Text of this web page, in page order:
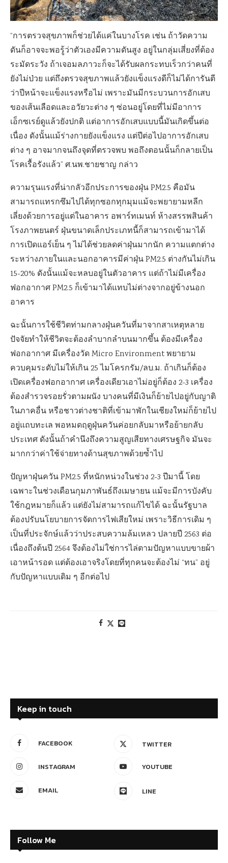
“การตรวจสุขภาพก็ช่วยได้แค่ในบางโรค เช่น ถ้าวัดความ
ดันก็อาจจะพอรู้ว่าตัวเองมีความดันสูง อยู่ในกลุ่มเสี่ยงที่ต้อง
ระมัดระวัง ถ้าเจอมลภาวะก็จะได้รับผลกระทบเร็วกว่าคนที่
ยังไม่ป่วย แต่ถึงตรวจสุขภาพแล้วยังแข็งแรงดีก็ไม่ได้การันตี
ว่าปีหน้าจะแข็งแรงหรือไม่ เพราะมันมีกระบวนการอักเสบ
ของเส้นเลือดและอวัยวะต่าง ๆ ซ่อนอยู่โดยที่ไม่มีอาการ
เอ็กซเรย์ดูแล้วยังปกติ แต่อาการอักเสบแบบนี้มันเกิดขึ้นต่อ
เนื่อง ดังนั้นแม้ร่างกายยังแข็งแรง แต่ปีต่อไปอาการอักเสบ
ต่าง ๆ อาจมากจนถึงจุดที่ตรวจพบ พอถึงตอนนั้นก็กลายเป็น
โรคเรื้อรังแล้ว” ศ.นพ.ชายชาญ กล่าว
ความรุนแรงที่น่ากลัวอีกประการของฝุ่น PM2.5 คือมัน
สามารถแทรกซึมไปได้ทุกซอกทุกมุมแม้จะพยายามหลีก
เลี่ยงด้วยการอยู่แต่ในอาคาร อพาร์ทเมนท์ ห้างสรรพสินค้า
โรงภาพยนตร์ ฝุ่นขนาดเล็กประเภทนี้ก็สามารถเข้ามาได้
การเปิดแอร์เย็น ๆ ไม่ได้ช่วยลดค่าฝุ่นมากนัก ความแตกต่าง
ระหว่างภายในและนอกอาคารมีค่าฝุ่น PM2.5 ต่างกันไม่เกิน
15-20% ดังนั้นแม้จะหลบอยู่ในตัวอาคาร แต่ถ้าไม่มีเครื่อง
ฟอกอากาศ PM2.5 ก็เข้ามาได้แทบไม่ต่างจากอยู่ข้างนอก
อาคาร
ฉะนั้นการใช้ชีวิตท่ามกลางฝุ่นควันที่มาจากสาเหตุหลาย
ปัจจัยทำให้ชีวิตจะต้องลำบากลำบนมากขึ้น ต้องมีเครื่อง
ฟอกอากาศ มีเครื่องวัด Micro Environment พยายาม
ควบคุมระดับไม่ให้เกิน 25 ไมโครกรัม/ลบ.ม. ถ้าเกินก็ต้อง
เปิดเครื่องฟอกอากาศ เครื่องเดียวเอาไม่อยู่ก็ต้อง 2-3 เครื่อง
ต้องสำรวจรอยรั่วตามผนัง บางคนที่มีเงินก็ย้ายไปอยู่กับญาติ
ในภาคอื่น หรือชาวต่างชาติที่เข้ามาพักในเชียงใหม่ก็ย้ายไป
อยู่แถบทะเล พอหมดฤดูฝุ่นควันค่อยกลับมาหรือย้ายกลับ
ประเทศ ดังนั้นถ้าคำนึงถึงความสูญเสียทางเศรษฐกิจ มันจะ
มากกว่าค่าใช้จ่ายทางด้านสุขภาพด้วยซ้ำไป
ปัญหาฝุ่นควัน PM2.5 ที่หนักหน่วงในช่วง 2-3 ปีมานี้ โดย
เฉพาะในช่วงเดือนกุมภาพันธ์ถึงเมษายน แม้จะมีการบังคับ
ใช้กฎหมายก็แล้ว แต่ยังไม่สามารถแก้ไขได้ ฉะนั้นรัฐบาล
ต้องปรับนโยบายการจัดการไฟเสียใหม่ เพราะวิธีการเดิม ๆ
เป็นที่ประจักษ์แล้วว่าประสบความล้มเหลว ปลายปี 2563 ต่อ
เนื่องถึงต้นปี 2564 จึงต้องไม่ใช่การไล่ตามปัญหาแบบขายผ้า
เอาหน้ารอด แต่ต้องเอาจริงโดยที่ทุกคนจะต้องไม่ “ทน” อยู่
กับปัญหาแบบเดิม ๆ อีกต่อไป
Keep in touch
FACEBOOK TWITTER
INSTAGRAM YOUTUBE
EMAIL LINE
Follow Me